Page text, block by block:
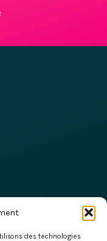
des technologies